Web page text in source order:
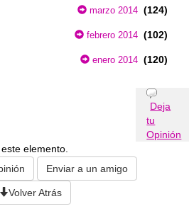
marzo 2014 (124)
febrero 2014 (102)
enero 2014 (120)
Deja
tu
Opinión
elemento.
Enviar a un amigo
Volver Atrás